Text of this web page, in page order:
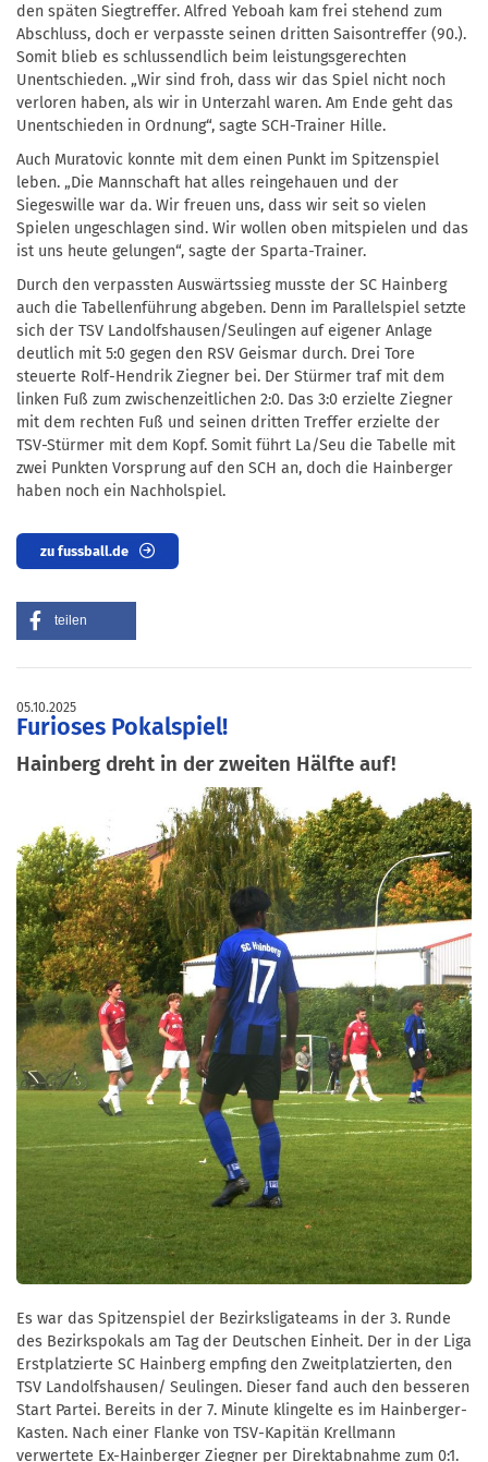
den späten Siegtreffer. Alfred Yeboah kam frei stehend zum
Abschluss, doch er verpasste seinen dritten Saisontreffer (90.).
Somit blieb es schlussendlich beim leistungsgerechten
Unentschieden. „Wir sind froh, dass wir das Spiel nicht noch
verloren haben, als wir in Unterzahl waren. Am Ende geht das
Unentschieden in Ordnung“, sagte SCH-Trainer Hille.
Auch Muratovic konnte mit dem einen Punkt im Spitzenspiel
leben. „Die Mannschaft hat alles reingehauen und der
Siegeswille war da. Wir freuen uns, dass wir seit so vielen
Spielen ungeschlagen sind. Wir wollen oben mitspielen und das
ist uns heute gelungen“, sagte der Sparta-Trainer.
Durch den verpassten Auswärtssieg musste der SC Hainberg
auch die Tabellenführung abgeben. Denn im Parallelspiel setzte
sich der TSV Landolfshausen/Seulingen auf eigener Anlage
deutlich mit 5:0 gegen den RSV Geismar durch. Drei Tore
steuerte Rolf-Hendrik Ziegner bei. Der Stürmer traf mit dem
linken Fuß zum zwischenzeitlichen 2:0. Das 3:0 erzielte Ziegner
mit dem rechten Fuß und seinen dritten Treffer erzielte der
TSV-Stürmer mit dem Kopf. Somit führt La/Seu die Tabelle mit
zwei Punkten Vorsprung auf den SCH an, doch die Hainberger
haben noch ein Nachholspiel.
zu fussball.de
teilen
05.10.2025
Furioses Pokalspiel!
Hainberg dreht in der zweiten Hälfte auf!
Es war das Spitzenspiel der Bezirksligateams in der 3. Runde
des Bezirkspokals am Tag der Deutschen Einheit. Der in der Liga
Erstplatzierte SC Hainberg empfing den Zweitplatzierten, den
TSV Landolfshausen/ Seulingen. Dieser fand auch den besseren
Start Partei. Bereits in der 7. Minute klingelte es im Hainberger-
Kasten. Nach einer Flanke von TSV-Kapitän Krellmann
verwertete Ex-Hainberger Ziegner per Direktabnahme zum 0:1.